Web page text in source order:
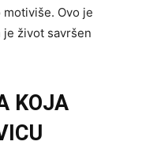
Ovo je
je život savršen
KOJA